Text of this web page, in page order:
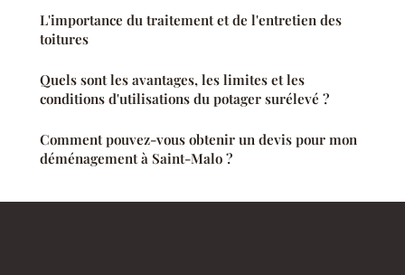
L'importance du traitement et de l'entretien des
toitures
Quels sont les avantages, les limites et les
conditions d'utilisations du potager surélevé ?
Comment pouvez-vous obtenir un devis pour mon
déménagement à Saint-Malo ?